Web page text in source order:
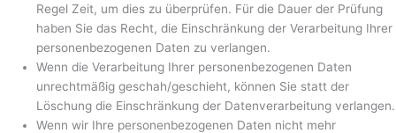
Regel Zeit, um dies zu überprüfen. Für die Dauer der Prüfung
haben Sie das Recht, die Einschränkung der Verarbeitung Ihrer
personenbezogenen Daten zu verlangen.
Wenn die Verarbeitung Ihrer personenbezogenen Daten
unrechtmäßig geschah/geschieht, können Sie statt der
Löschung die Einschränkung der Datenverarbeitung verlangen.
Wenn wir Ihre personenbezogenen Daten nicht mehr